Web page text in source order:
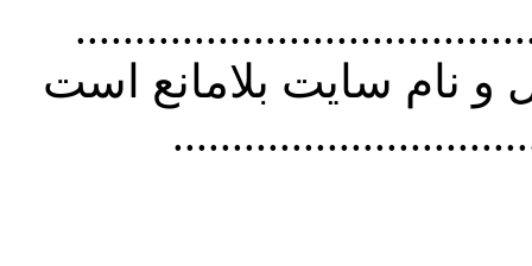
استفاده از
نام سايت بلامانع است